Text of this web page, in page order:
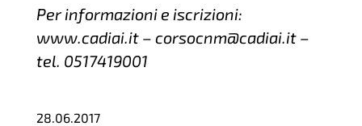
Per informazioni e iscrizioni:
www.cadiai.it – corsocnm@cadiai.it –
tel. 0517419001
28.06.2017